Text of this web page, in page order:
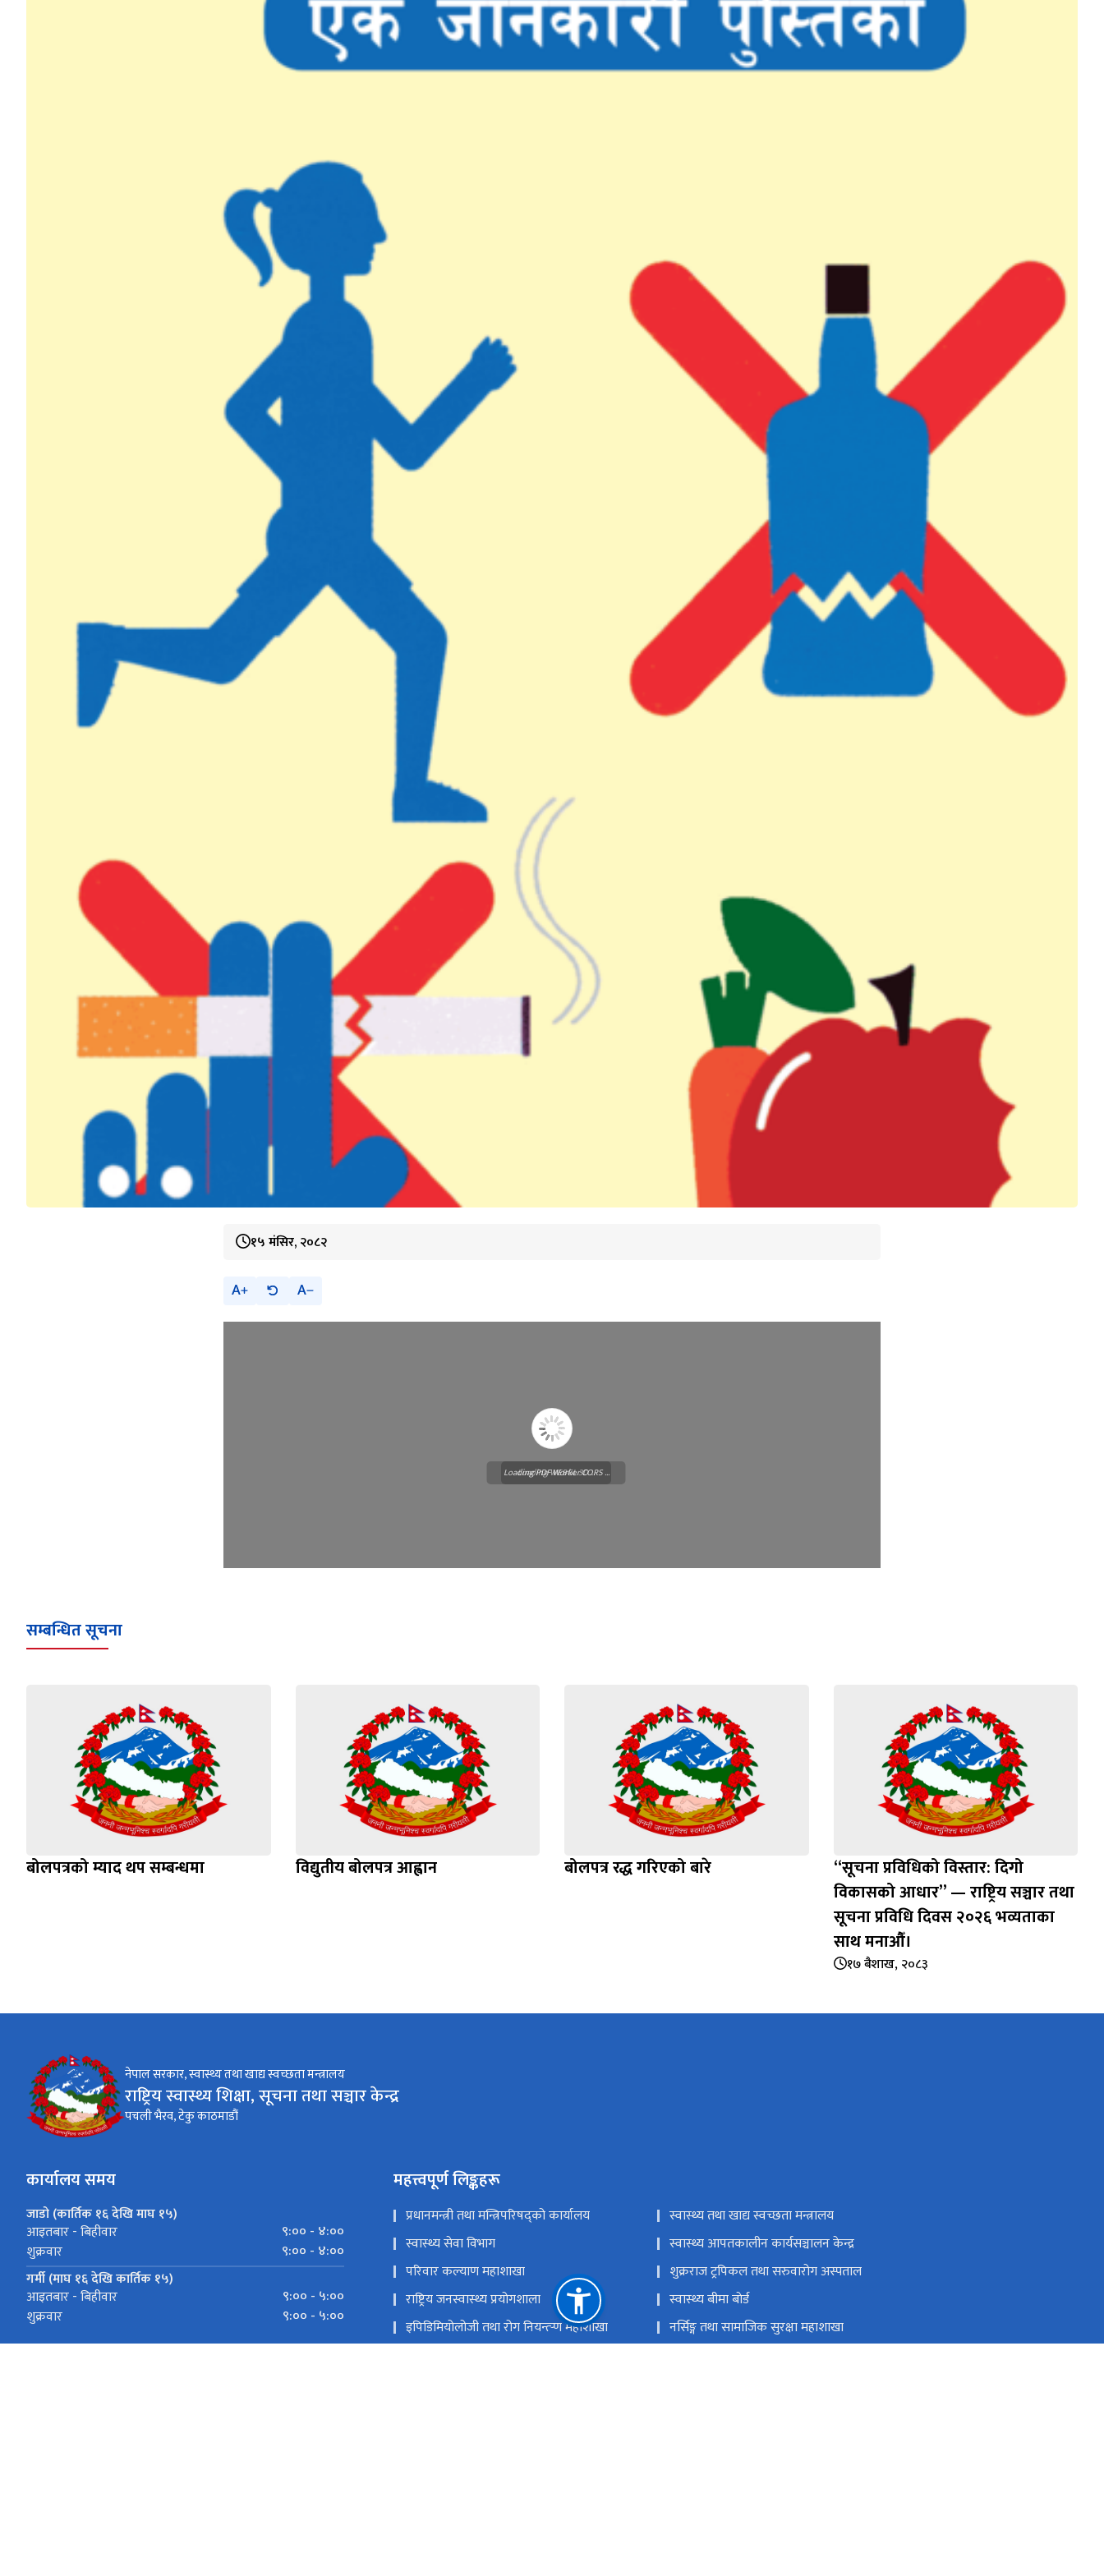
१५ मंसिर, २०८२
A A
Loading WEBGL 3D ...
Loading PDF Worker CORS ...
सम्बन्धित सूचना
बोलपत्रको म्याद थप सम्बन्धमा विद्युतीय बोलपत्र आह्वान बोलपत्र रद्ध गरिएको बारे
“सूचना प्रविधिको विस्तार: दिगो
विकासको आधार” — राष्ट्रिय सञ्चार तथा
सूचना प्रविधि दिवस २०२६ भव्यताका
साथ मनाऔँ।
१७ बैशाख, २०८३
नेपाल सरकार, स्वास्थ्य तथा खाद्य स्वच्छता मन्त्रालय
राष्ट्रिय स्वास्थ्य शिक्षा, सूचना तथा सञ्चार केन्द्र
पचली भैरव, टेकु काठमाडौं
कार्यालय समय
जाडो (कार्तिक १६ देखि माघ १५)
आइतबार - बिहीवार
९:०० - ४:००
शुक्रवार
९:०० - ४:००
गर्मी (माघ १६ देखि कार्तिक १५)
आइतबार - बिहीवार
९:०० - ५:००
शुक्रवार
९:०० - ५:००
महत्त्वपूर्ण लिङ्कहरू
प्रधानमन्त्री तथा मन्त्रिपरिषद्को कार्यालय
स्वास्थ्य तथा खाद्य स्वच्छता मन्त्रालय
स्वास्थ्य सेवा विभाग
स्वास्थ्य आपतकालीन कार्यसञ्चालन केन्द्र
परिवार कल्याण महाशाखा
शुक्रराज ट्रपिकल तथा सरुवारोग अस्पताल
राष्ट्रिय जनस्वास्थ्य प्रयोगशाला
स्वास्थ्य बीमा बाेर्ड
इपिडिमियोलोजी तथा रोग नियन्त्र्‍ण महाशाखा
नर्सिङ्ग तथा सामाजिक सुरक्षा महाशाखा